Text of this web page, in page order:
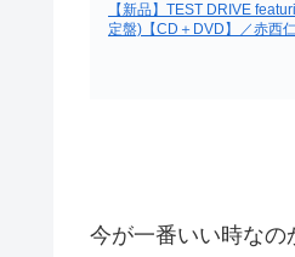
【新品】TEST DRIVE
定盤)【CD＋DVD】／赤西
今が一番いい時なの